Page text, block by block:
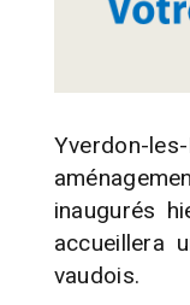
Yverdon-
inaugurés
accueillera
vaudois.